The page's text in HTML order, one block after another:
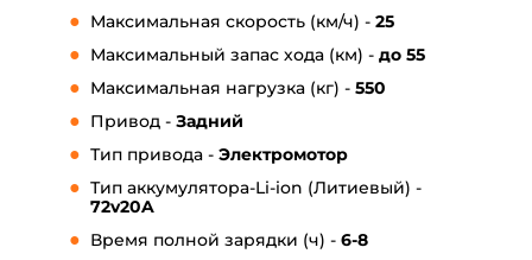
Максимальная скорость (км/ч) - 25
Максимальный запас хода (км) - до 55
Максимальная нагрузка (кг) - 550
Привод - Задний
Тип привода - Электромотор
Тип аккумулятора-Li-ion (Литиевый) -
72v20A
Время полной зарядки (ч) - 6-8